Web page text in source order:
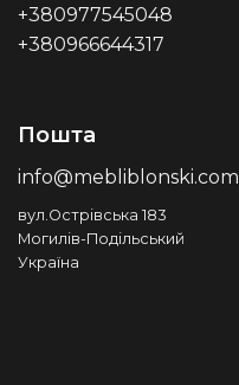
+380977545048
+380966644317
Пошта
info@mebliblonski.com
вул.Острівська 183
Могилів-Подільський
Україна